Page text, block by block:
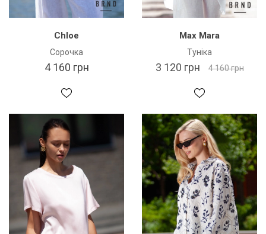
Chloe
Сорочка
4 160 грн
Max Mara
Туніка
3 120 грн 4 160 грн